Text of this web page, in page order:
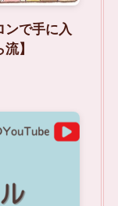
ンで手に入
】